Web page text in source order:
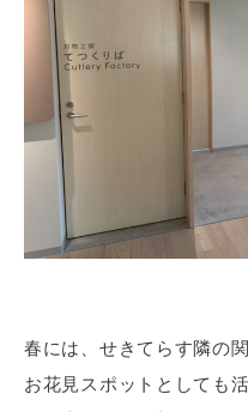
春には、せきてらす隣の
お花見スポットとしても